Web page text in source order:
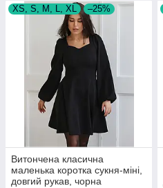
XS, S, M, L, XL –25%
Витончена класична
маленька коротка сукня-міні,
довгий рукав, чорна